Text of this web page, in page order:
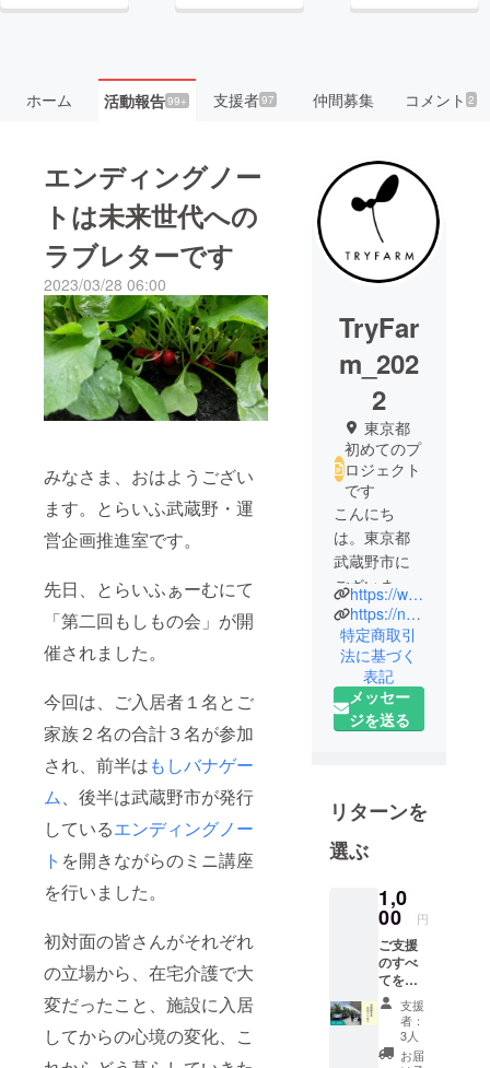
ホーム 活動報告99+ 支援者97 仲間募集 コメント2
エンディングノー
トは未来世代への
ラブレターです
2023/03/28 06:00
みなさま、おはようござい
ます。とらいふ武蔵野・運
営企画推進室です。
先日、とらいふぁーむにて
「第二回もしもの会」が開
催されました。
今回は、ご入居者１名とご
家族２名の合計３名が参加
され、前半はもしバナゲー
ム、後半は武蔵野市が発行
しているエンディングノー
ト を開きながらのミニ講座
を行いました。
初対面の皆さんがそれぞれ
の立場から、在宅介護で大
変だったこと、施設に入居
してからの心境の変化、こ
TryFar
m_202
2
東京都
初めてのプ
ロジェクト
です
こんにち
は。東京都
武蔵野市に
ございま
す、社会福
祉法人とら
いふです。
法人名の
「とらい
ふ」とは
フ」を組み
合わせた造
語です。
は「生活」
や「人生」
という意味
ですが、
「トライ」
には「３」
という意味
https://www.toraifu.com
https://note.com/toraifumusashino/
特定商取引
法に基づく
表記
メッセー
ジを送る
リターンを
選ぶ
1,0
00 円
ご支援
のすべ
てをと
らい
ふぁー
む事業
のため
支援
者：
3人
お届